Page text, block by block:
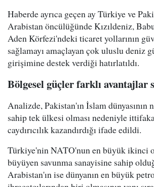
Haberde ayrıca geçen ay Türkiye ve
Arabistan öncülüğünde Kızıldeniz,
Aden Körfezi'ndeki ticaret yollarının
sağlamayı amaçlayan çok uluslu deniz
girişimine destek verdiği hatırlatıldı.
Bölgesel güçler farklı avantajlar
Analizde, Pakistan'ın İslam dünyasının
sahip tek ülkesi olması nedeniyle
caydırıcılık kazandırdığı ifade edildi.
Türkiye'nin NATO'nun en büyük ikinci
büyüyen savunma sanayisine sahip
Arabistan'ın ise dünyanın en büyük